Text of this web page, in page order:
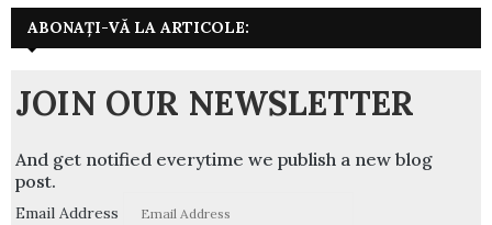
ABONAȚI-VĂ LA ARTICOLE:
JOIN OUR NEWSLETTER
And get notified everytime we publish a new blog
post.
Email Address